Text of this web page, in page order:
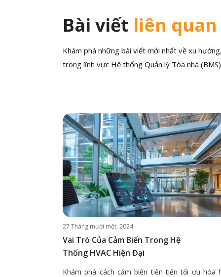
Bài viết liên quan
Khám phá những bài viết mới nhất về xu
trong lĩnh vực Hệ thống Quản lý Tòa nhà
27 Tháng mười một, 2024
Vai Trò Của Cảm Biến Trong Hệ
Thống HVAC Hiện Đại
Khám phá cách cảm biến tiên tiến tối ưu hóa